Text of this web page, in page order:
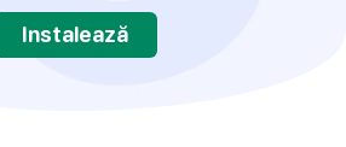
Instalează